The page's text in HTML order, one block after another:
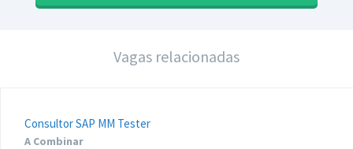
Vagas relacionadas
Consultor SAP MM Tester
A Combinar